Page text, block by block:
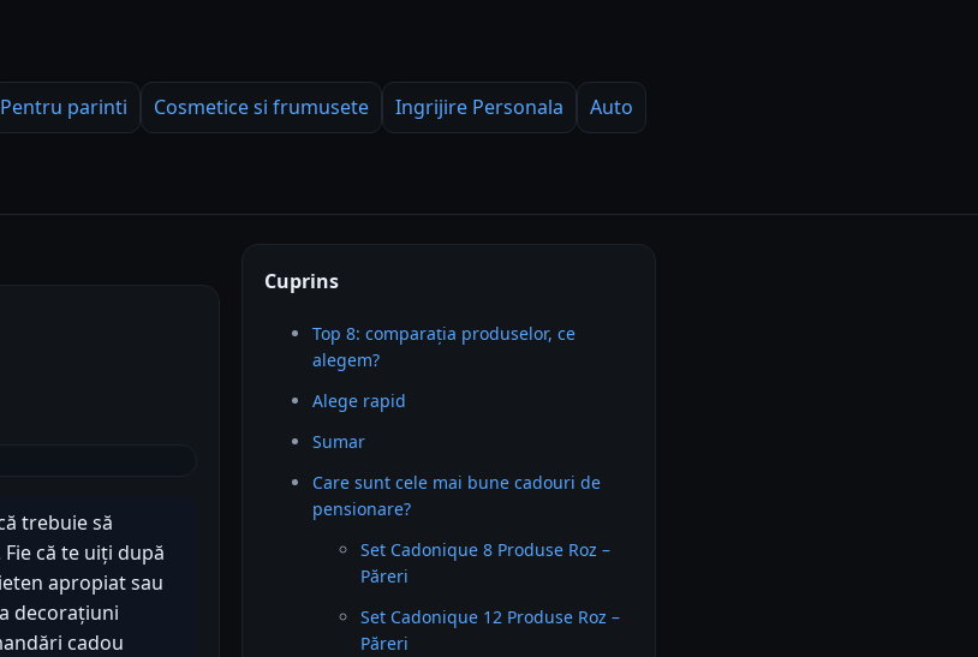
Pentru parinti Cosmetice si frumusete Ingrijire Personala
Auto
trebuie să
că te uiți după
apropiat sau
decorațiuni
cadou
Cuprins
Top 8: comparația produselor, ce
alegem?
Alege rapid
Sumar
Care sunt cele mai bune cadouri de
pensionare?
Set Cadonique 8 Produse Roz –
Păreri
Set Cadonique 12 Produse Roz –
Păreri